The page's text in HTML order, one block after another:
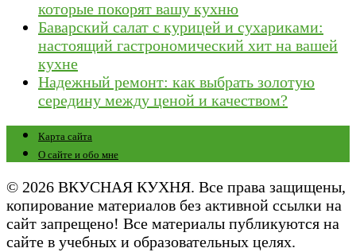
которые покорят вашу кухню
Баварский салат с курицей и сухариками:
настоящий гастрономический хит на вашей
кухне
Надежный ремонт: как выбрать золотую
середину между ценой и качеством?
Карта сайта
О сайте и обо мне
© 2026 ВКУСНАЯ КУХНЯ. Все права защищены,
копирование материалов без активной ссылки на
сайт запрещено! Все материалы публикуются на
сайте в учебных и образовательных целях.